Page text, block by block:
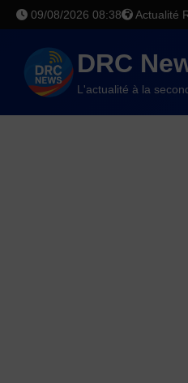
09/08/2026 08:38 Actualité
DRC
L'actualité à la